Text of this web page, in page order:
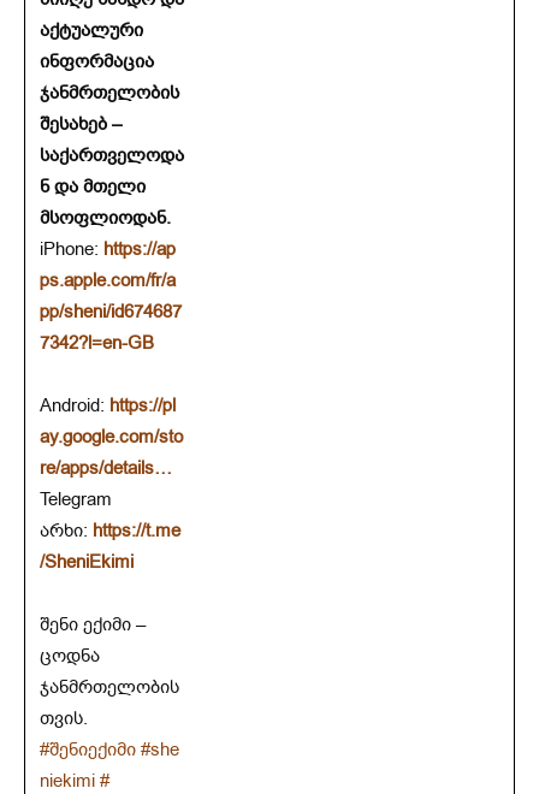
აქტუალური
ინფორმაცია
ჯანმრთელობის
შესახებ –
საქართველოდა
ნ და მთელი
მსოფლიოდან.
iPhone: https://ap
ps.apple.com/fr/a
pp/sheni/id674687
7342?l=en-GB
Android: https://pl
ay.google.com/sto
re/apps/details…
Telegram
არხი: https://t.me
/SheniEkimi
შენი ექიმი –
ცოდნა
ჯანმრთელობის
თვის.
#შენიექიმი #she
niekimi #